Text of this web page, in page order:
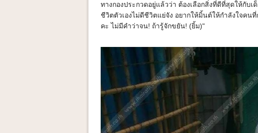
ทางกองประกวดอยู่แล้วว่า ต้องเลือกสิ่งที่ดีที่สุดให้กับ
ชีวิตตัวเองไม่ดีชีวิตแย่จัง อยากให้มิ้นต์ให้กำลังใจคน
คะ ไม่มีคำว่าจน! ถ้ารู้จักขยัน! (ยิ้ม)"